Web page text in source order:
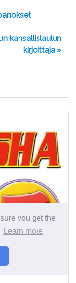
you get the
Learn more
kansallislaulun
kirjoittaja »